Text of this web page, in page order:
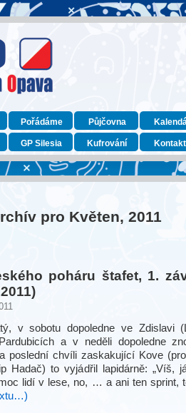
Pořádáme Půjčovna
GP Silesia Kufrování
pro Květen, 2011
poháru štafet, 1.
v sobotu dopoledne ve Zdislavi
a v neděli dopoledne
poslední chvíli zaskakující Kove
Hadač) to vyjádřil lapidárně: „Víš,
lidí v lese, no, … a ani ten sprint,